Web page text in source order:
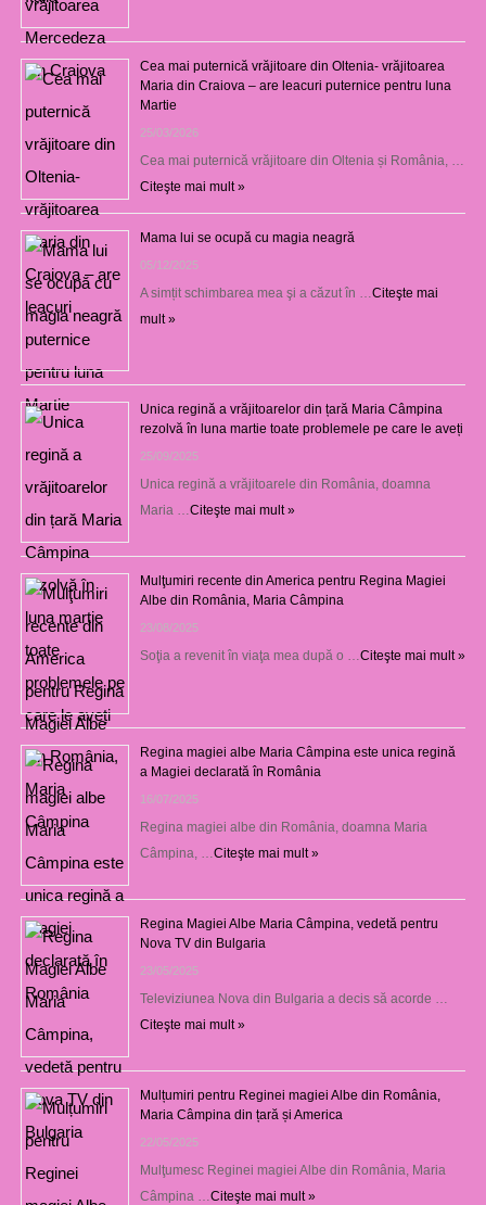
Cea mai puternică vrăjitoare din Oltenia- vrăjitoarea
Maria din Craiova – are leacuri puternice pentru luna
Martie
25/03/2026
Cea mai puternică vrăjitoare din Oltenia și România, …
Citeşte mai mult »
Mama lui se ocupă cu magia neagră
05/12/2025
A simțit schimbarea mea şi a căzut în … Citeşte mai
mult »
Unica regină a vrăjitoarelor din țară Maria Câmpina
rezolvă în luna martie toate problemele pe care le aveți
25/09/2025
Unica regină a vrăjitoarele din România, doamna
Maria … Citeşte mai mult »
Mulţumiri recente din America pentru Regina Magiei
Albe din România, Maria Câmpina
23/08/2025
Soţia a revenit în viaţa mea după o … Citeşte mai mult »
Regina magiei albe Maria Câmpina este unica regină
a Magiei declarată în România
16/07/2025
Regina magiei albe din România, doamna Maria
Câmpina, … Citeşte mai mult »
Regina Magiei Albe Maria Câmpina, vedetă pentru
Nova TV din Bulgaria
23/05/2025
Televiziunea Nova din Bulgaria a decis să acorde …
Citeşte mai mult »
Mulțumiri pentru Reginei magiei Albe din România,
Maria Câmpina din țară și America
22/05/2025
Mulţumesc Reginei magiei Albe din România, Maria
Câmpina … Citeşte mai mult »